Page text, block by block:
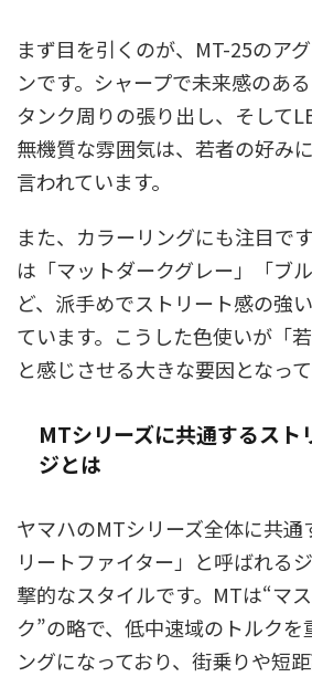
まず目を引くのが、MT-25のア
ンです。シャープで未来感のある
タンク周りの張り出し、そして
無機質な雰囲気は、若者の好み
言われています。
また、カラーリングにも注目で
は「マットダークグレー」「ブ
ど、派手めでストリート感の強
ています。こうした色使いが「
と感じさせる大きな要因となって
MTシリーズに共通するスト
ジとは
ヤマハのMTシリーズ全体に共通
リートファイター」と呼ばれる
撃的なスタイルです。MTは“マ
ク”の略で、低中速域のトルクを
ングになっており、街乗りや短